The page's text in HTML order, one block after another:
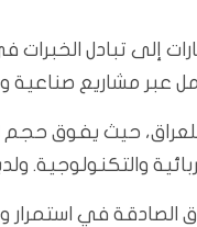
إلى تبادل
عبر مشاريع صناعية
والتكنولوجية.
الصادقة في استمرار